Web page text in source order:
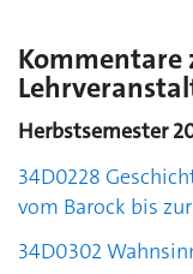
Kommentare
Herbstsemester
34D0228
vom Barock bis
34D0302